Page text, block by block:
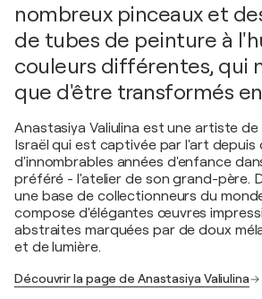
nombreux pinceaux et
de tubes de peinture à
couleurs différentes, qui
que d'être transformés en
Anastasiya Valiulina est une artiste
Israël qui est captivée par l'art depuis
d'innombrables années d'enfance
préféré - l'atelier de son grand-père.
une base de collectionneurs du
compose d'élégantes œuvres
abstraites marquées par de doux
et de lumière.
Découvrir la page de Anastasiya Valiulina